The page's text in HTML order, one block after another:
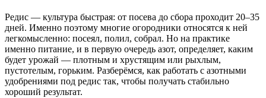
Редис — культура быстрая: от посева до сбора проходит 20–35
дней. Именно поэтому многие огородники относятся к ней
легкомысленно: посеял, полил, собрал. Но на практике
именно питание, и в первую очередь азот, определяет, каким
будет урожай — плотным и хрустящим или рыхлым,
пустотелым, горьким. Разберёмся, как работать с азотными
удобрениями под редис так, чтобы получать стабильно
хороший результат.